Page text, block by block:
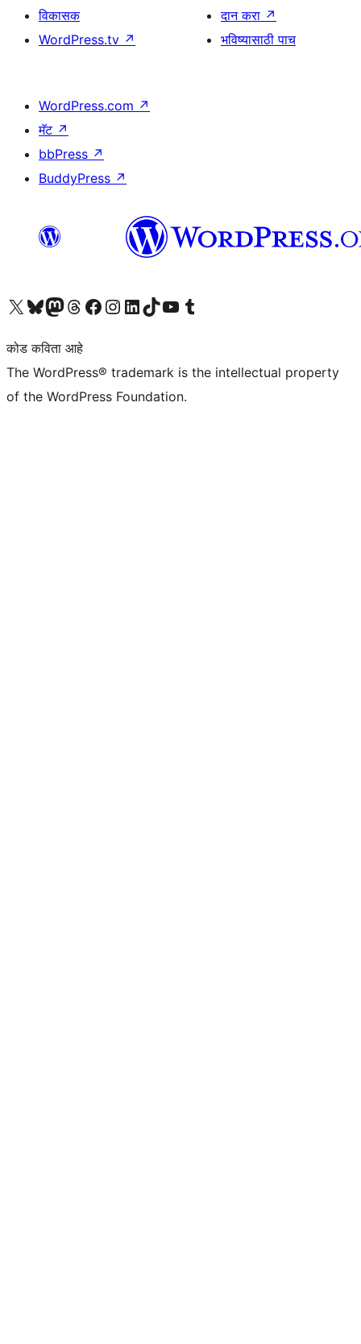
विकासक
WordPress.tv ↗
दान करा ↗
भविष्यासाठी पाच
WordPress.com ↗
मॅट ↗
bbPress ↗
BuddyPress ↗
आमच्या X (एक्स) (पूर्वीचे ट्विटर) खात्याला भेट द्या आमच्या ब्लूस्की खात्याला भेट द्या.आमच्या Mastodon खात्याला भेट द्या.आमच्या थ्रेड्स खात्याला भेट द्या. आमच्या फेसबुक पेजला भेट द्या आमच्या इंस्टाग्राम खात्याला भेट द्या आमच्या लिंक्डइन खात्याला भेट द्या आमच्या टिकटॉक अकाउंटला भेट द्या.आमच्या यूट्यूब चॅनेलला भेट द्या आमच्या टंबलर खात्याला भेट द्या.
कोड कविता आहे
The WordPress® trademark is the intellectual property
of the WordPress Foundation.